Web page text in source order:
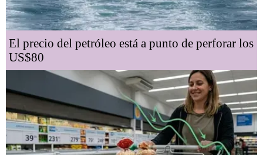
El precio del petróleo está a punto de perforar los
US$80